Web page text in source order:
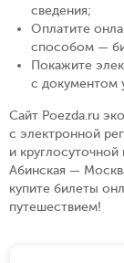
сведения;
Оплатите
способом —
Покажите
с документом
Сайт Poezda.ru
с электронной
и
Абинская —
купите билеты
путешествием!